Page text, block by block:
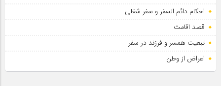
احکام دائم السفر و سفر شغلی
قصد اقامت
تبعیت همسر و فرزند در سفر
اعراض از وطن